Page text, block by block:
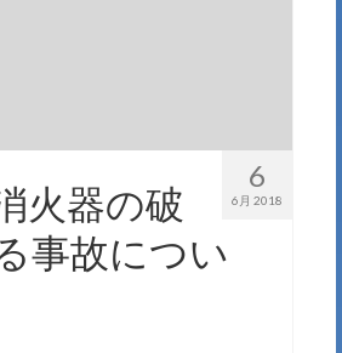
6
6月 2018
火器の破
事故につい